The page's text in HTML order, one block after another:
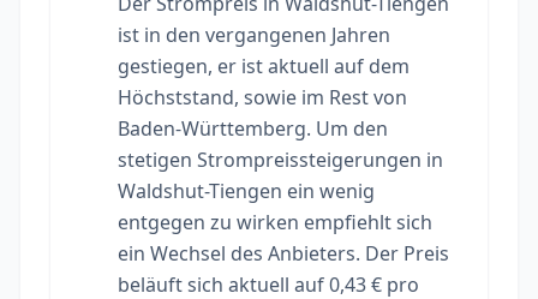
ist in den vergangenen Jahren
gestiegen, er ist aktuell auf dem
Höchststand, sowie im Rest von
Baden-Württemberg. Um den
stetigen Strompreissteigerungen in
Waldshut-Tiengen ein wenig
entgegen zu wirken empfiehlt sich
ein Wechsel des Anbieters. Der Preis
beläuft sich aktuell auf 0,43 € pro